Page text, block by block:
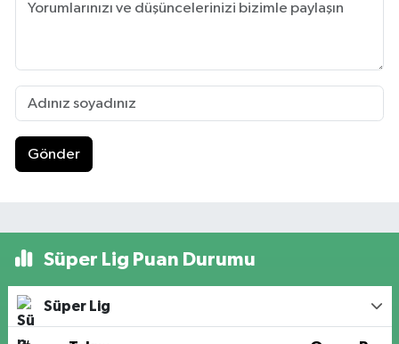
Gönder
Süper Lig Puan Durumu
Süper Lig